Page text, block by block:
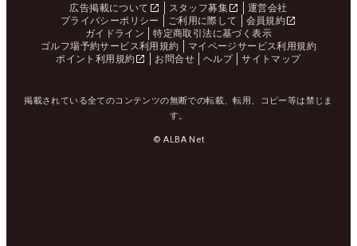
広告掲載について スタッフ募集
運営会社
プライバシーポリシー
ご利用に際して
会員規約
ガイドライン
特定商取引法に基づく表示
ゴルフ場予約サービス利用規約
マイページサービス利用規約
ポイント利用規約
お問合せ ヘルプ サイトマップ
掲載されている全てのコンテンツの無断での転載、転用、コピー等は禁じま
す。
© ALBA Net